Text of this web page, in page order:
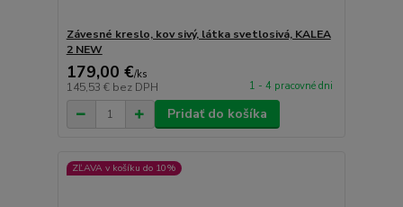
Závesné kreslo, kov sivý, látka svetlosivá, KALEA
2 NEW
179,00 €/ks
145,53 € bez DPH 1 - 4 pracovné dni
Pridať do košíka
ZĽAVA v košíku do 10%